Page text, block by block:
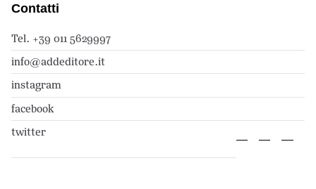
Contatti
Tel. +39 011 5629997
info@addeditore.it
instagram
facebook
twitter